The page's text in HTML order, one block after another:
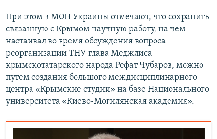
При этом в МОН Украины отмечают, что сохранить
связанную с Крымом научную работу, на чем
настаивал во время обсуждения вопроса
реорганизации ТНУ глава Меджлиса
крымскотатарского народа Рефат Чубаров, можно
путем создания большого междисциплинарного
центра «Крымские студии» на базе Национального
университета «Киево-Могилянская академия».